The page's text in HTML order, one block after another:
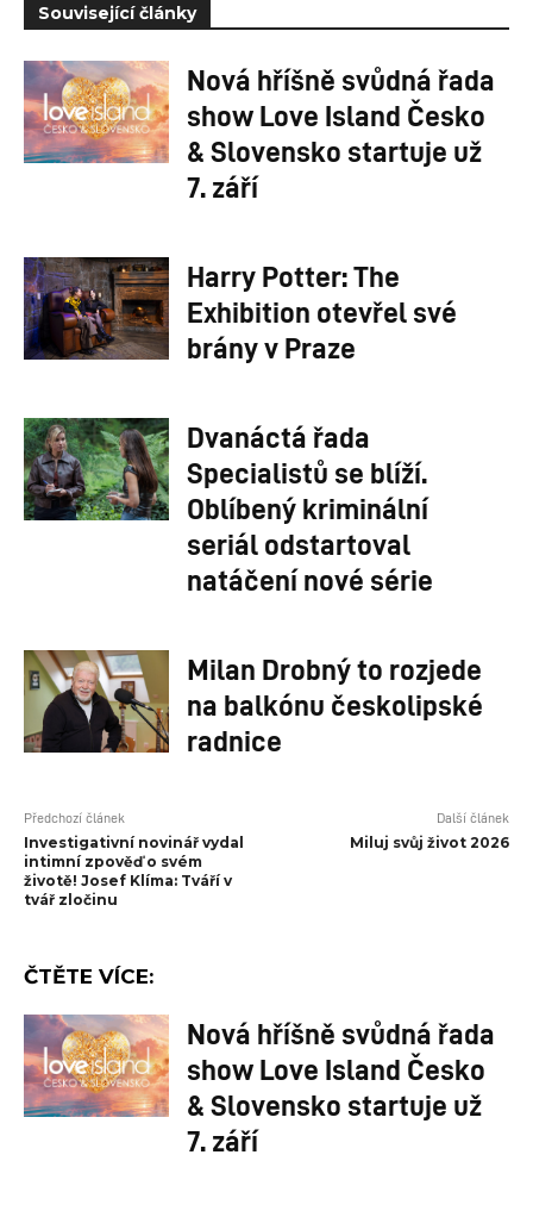
Související články
Nová hříšně svůdná řada
show Love Island Česko
& Slovensko startuje už
7. září
Harry Potter: The
Exhibition otevřel své
brány v Praze
Dvanáctá řada
Specialistů se blíží.
Oblíbený kriminální
seriál odstartoval
natáčení nové série
Milan Drobný to rozjede
na balkónu českolipské
radnice
Předchozí článek
Investigativní novinář vydal
intimní zpověď o svém
životě! Josef Klíma: Tváří v
tvář zločinu
Další článek
Miluj svůj život 2026
ČTĚTE VÍCE:
Nová hříšně svůdná řada
show Love Island Česko
& Slovensko startuje už
7. září